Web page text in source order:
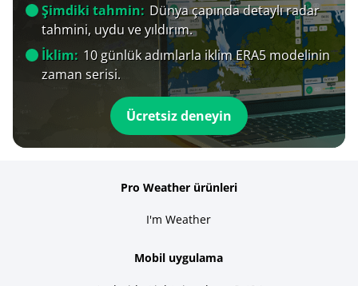
Şimdiki tahmin: Dünya çapında detaylı radar
tahmini, uydu ve yıldırım.
İklim: 10 günlük adımlarla iklim ERA5 modelinin
zaman serisi.
Ücretsiz deneyin
Pro Weather ürünleri
I'm Weather
Mobil uygulama